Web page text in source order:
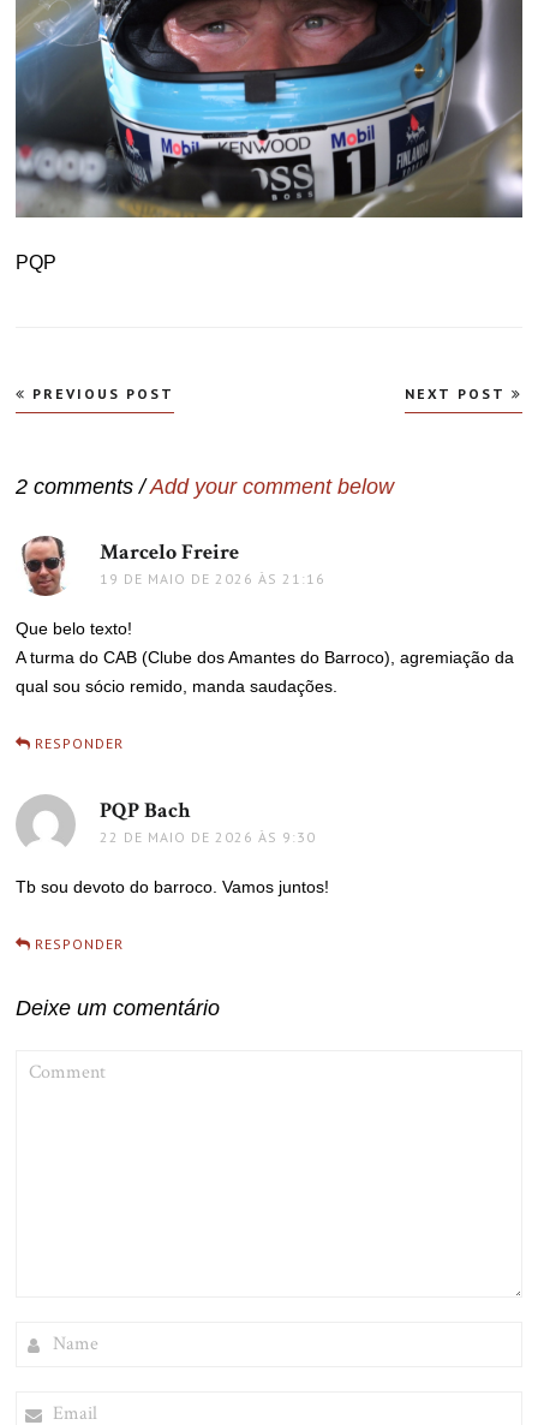
PQP
Navegação
de
PREVIOUS POST NEXT POST
2 comments /Add your comment below
Marcelo Freire
19 DE MAIO DE 2026 ÀS 21:16
Que belo texto!
A turma do CAB (Clube dos Amantes do Barroco), agremiação da
qual sou sócio remido, manda saudações.
RESPONDER
PQP Bachdisse:
22 DE MAIO DE 2026 ÀS 9:30
Tb sou devoto do barroco. Vamos juntos!
RESPONDER
Deixe um comentário